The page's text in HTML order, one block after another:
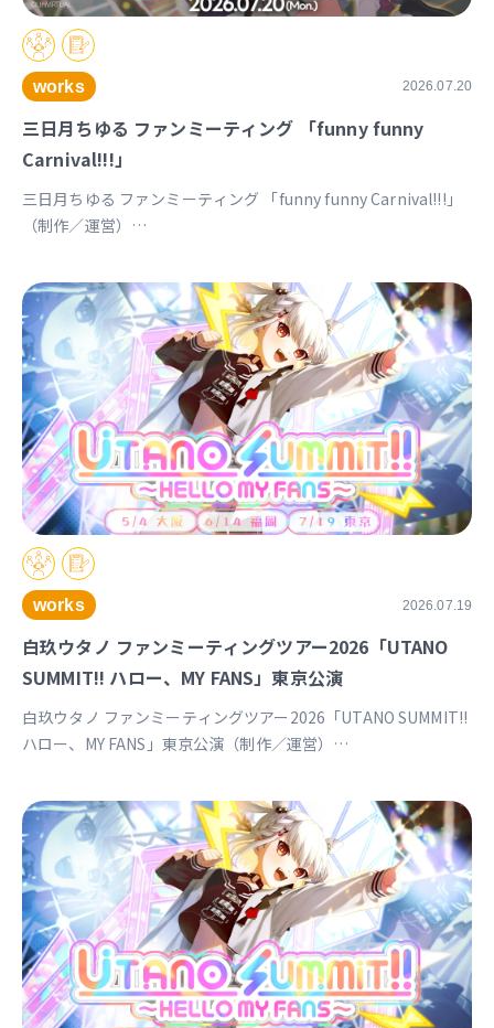
works 2026.07.20
三日月ちゆる ファンミーティング 「funny funny
Carnival!!!」
三日月ちゆる ファンミーティング 「funny funny Carnival!!!」
（制作／運営）
works 2026.07.19
白玖ウタノ ファンミーティングツアー2026「UTANO
SUMMIT!! ハロー、MY FANS」東京公演
白玖ウタノ ファンミーティングツアー2026「UTANO SUMMIT!!
ハロー、MY FANS」東京公演（制作／運営）